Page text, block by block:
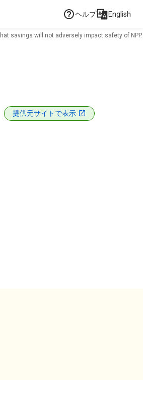
ヘルプ English
savings will not adversely impact safety of NPP.
提供元サイトで表示